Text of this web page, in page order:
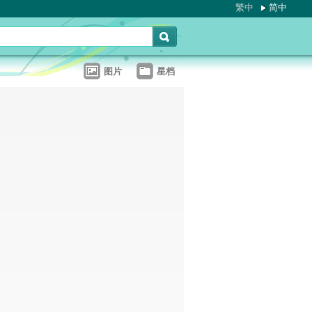
繁中 简中
图片 星档